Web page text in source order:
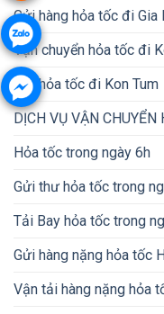
Gửi hàng hỏa tốc đi Gia
Vận chuyển hỏa tốc đi
Gửi hỏa tốc đi Kon Tum
DỊCH VỤ VẬN CHUYỂN
Hỏa tốc trong ngày 6h
Gửi thư hỏa tốc trong
Tải Bay hỏa tốc trong
Gửi hàng nặng hỏa tốc
Vận tải hàng nặng hỏa